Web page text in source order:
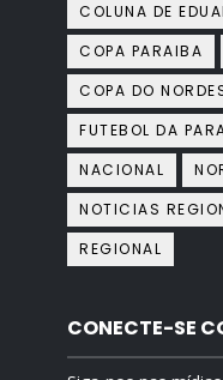
COLUNA DE
COPA PARAIBA
COPA DO
FUTEBOL DA
NACIONAL
NOTICIAS
REGIONAL
CONECTE-SE